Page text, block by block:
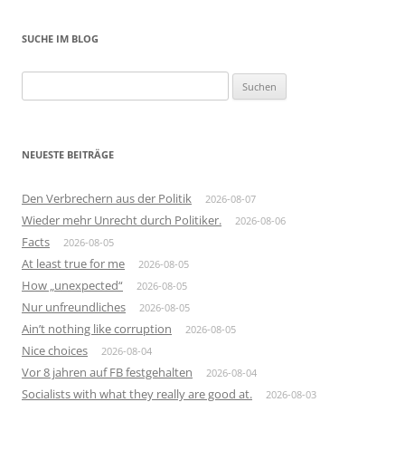
SUCHE IM BLOG
nach:
NEUESTE BEITRÄGE
Den Verbrechern aus der Politik 2026-08-07
Wieder mehr Unrecht durch Politiker. 2026-08-06
Facts 2026-08-05
At least true for me 2026-08-05
How „unexpected“ 2026-08-05
Nur unfreundliches 2026-08-05
Ain’t nothing like corruption 2026-08-05
Nice choices 2026-08-04
Vor 8 jahren auf FB festgehalten 2026-08-04
Socialists with what they really are good at. 2026-08-03